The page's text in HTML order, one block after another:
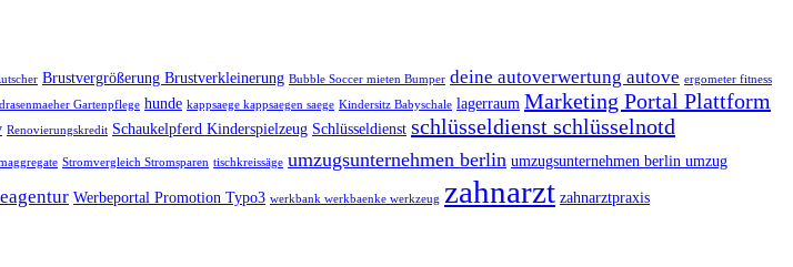
Brustvergrößerung Brustverkleinerung Bubble Soccer mieten Bumper deine autoverwertung autove ergometer fitness
Gartenpflege hunde kappsaege kappsaegen saege Kindersitz Babyschale lagerraum Marketing Portal Plattform
Renovierungskredit Schaukelpferd Kinderspielzeug Schlüsseldienst schlüsseldienst schlüsselnotd
Stromvergleich Stromsparen tischkreissäge umzugsunternehmen berlin umzugsunternehmen berlin umzug
Werbeportal Promotion Typo3 werkbank werkbaenke werkzeug zahnarzt zahnarztpraxis